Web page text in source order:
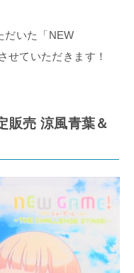
だいた「NEW
せていただきます！
販売 涼風青葉＆